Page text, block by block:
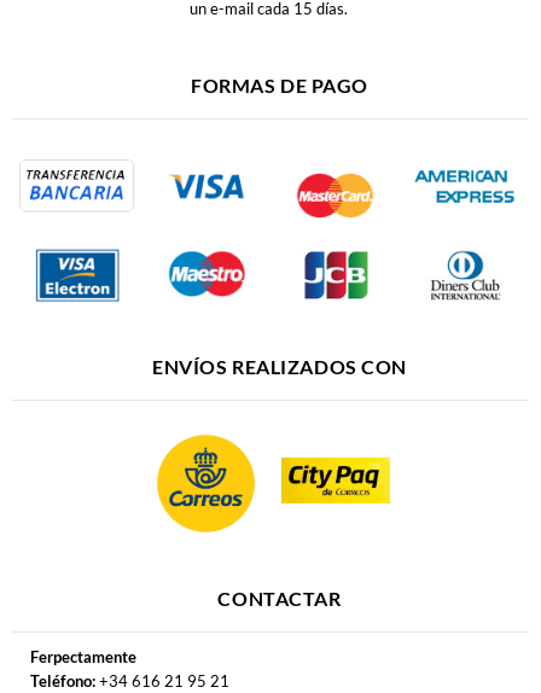
un e-mail cada 15 días.
FORMAS DE PAGO
ENVÍOS REALIZADOS CON
CONTACTAR
Ferpectamente
Teléfono:+34 616 21 95 21